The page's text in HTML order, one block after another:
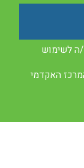
לשימוש
האקדמי